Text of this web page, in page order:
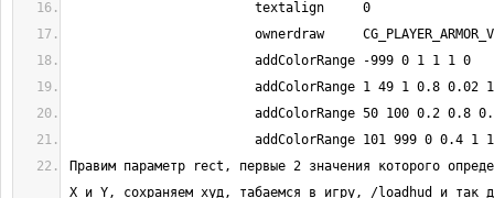
Правим параметр rect, первые 2 значения которого